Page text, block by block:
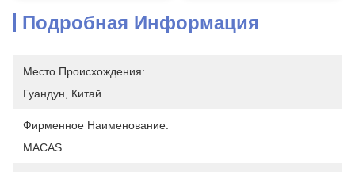
Подробная Информация
Место Происхождения:
Гуандун, Китай
Фирменное Наименование:
MACAS